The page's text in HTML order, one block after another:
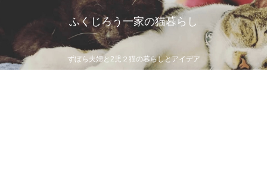
ふくじろう一家の猫暮らし
ずぼら夫婦と2児２猫の暮らしとアイデア